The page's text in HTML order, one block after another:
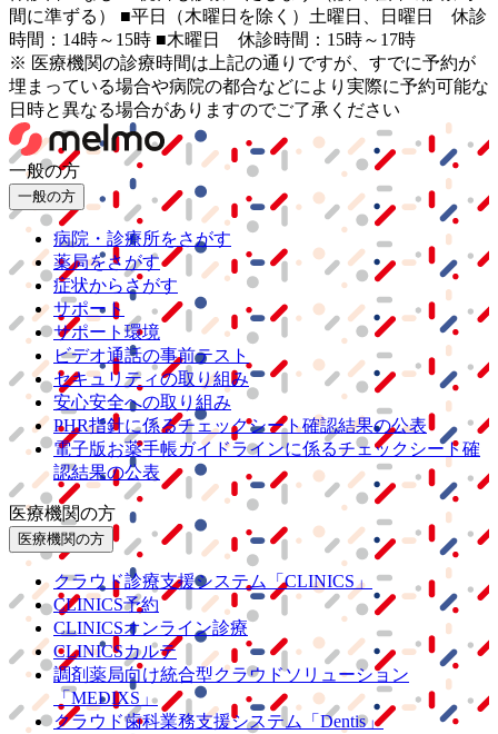
間に準ずる） ■平日（木曜日を除く）土曜日、日曜日 休診
時間：14時～15時 ■木曜日 休診時間：15時～17時
※ 医療機関の診療時間は上記の通りですが、すでに予約が
埋まっている場合や病院の都合などにより実際に予約可能な
日時と異なる場合がありますのでご了承ください
一般の方
一般の方
病院・診療所をさがす
薬局をさがす
症状からさがす
サポート
サポート環境
ビデオ通話の事前テスト
セキュリティの取り組み
安心安全への取り組み
PHR指針に係るチェックシート確認結果の公表
電子版お薬手帳ガイドラインに係るチェックシート確
認結果の公表
医療機関の方
医療機関の方
クラウド診療支援システム
「CLINICS」
CLINICS予約
CLINICSオンライン診療
CLINICSカルテ
調剤薬局向け統合型クラウドソリューション
「MEDIXS」
クラウド歯科業務支援システム
「Dentis」